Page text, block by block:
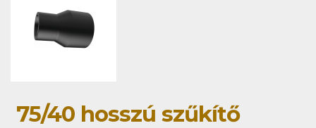
75/40 hosszú szűkítő